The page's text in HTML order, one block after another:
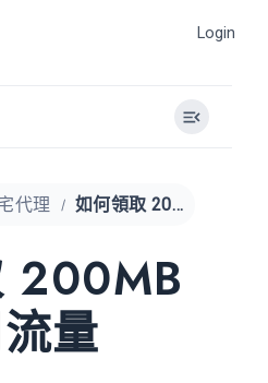
Login
代理 如何領取 200MB 免費試用流量
200MB
量